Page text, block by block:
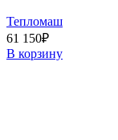
Тепломаш
61 150₽
В корзину